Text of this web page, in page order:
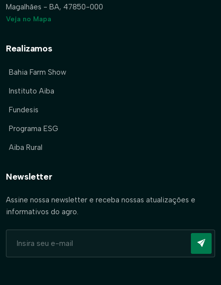
Magalhães - BA, 47850-000
Veja no Mapa
Realizamos
Bahia Farm Show
Instituto Aiba
Fundesis
Programa ESG
Aiba Rural
Newsletter
Assine nossa newsletter e receba nossas atualizações e
informativos do agro.